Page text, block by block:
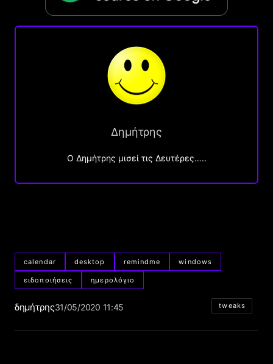
Δημήτρης
O Δημήτρης μισεί τις Δευτέρες…..
calendar desktop remindme windows
ειδοποιήσεις ημερολόγιο
δημήτρης31/05/2020 11:45 tweaks